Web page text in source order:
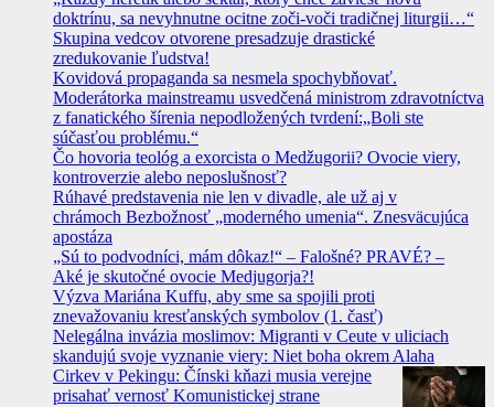
doktrínu, sa nevyhnutne ocitne zoči-voči tradičnej liturgii…“
Skupina vedcov otvorene presadzuje drastické
zredukovanie ľudstva!
Kovidová propaganda sa nesmela spochybňovať.
Moderátorka mainstreamu usvedčená ministrom zdravotníctva
z fanatického šírenia nepodložených tvrdení:„Boli ste
súčasťou problému.“
Čo hovoria teológ a exorcista o Medžugorii? Ovocie viery,
kontroverzie alebo neposlušnosť?
Rúhavé predstavenia nie len v divadle, ale už aj v
chrámoch Bezbožnosť „moderného umenia“. Znesväcujúca
apostáza
„Sú to podvodníci, mám dôkaz!“ – Falošné? PRAVÉ? –
Aké je skutočné ovocie Medjugorja?!
Výzva Mariána Kuffu, aby sme sa spojili proti
znevažovaniu kresťanských symbolov (1. časť)
Nelegálna invázia moslimov: Migranti v Ceute v uliciach
skandujú svoje vyznanie viery: Niet boha okrem Alaha
Cirkev v Pekingu: Čínski kňazi musia verejne
prisahať vernosť Komunistickej strane